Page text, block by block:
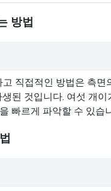
방법
직접적인 방법은 측
된 것입니다. 여섯 개
빠르게 파악할 수 있